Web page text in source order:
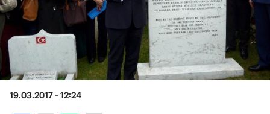
19.03.2017 - 12:24